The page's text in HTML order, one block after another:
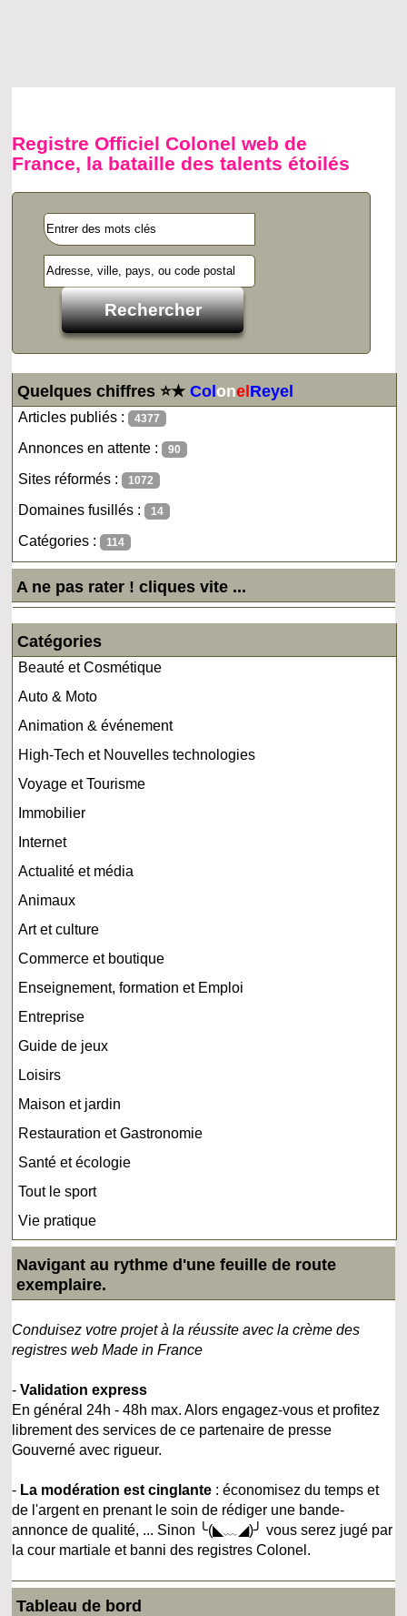
Registre Officiel Colonel web de
France, la bataille des talents étoilés
Quelques chiffres ⭐★ColonelReyel
Articles publiés : 4377
Annonces en attente : 90
Sites réformés : 1072
Domaines fusillés : 14
Catégories : 114
A ne pas rater ! cliques vite ...
Catégories
Beauté et Cosmétique
Auto & Moto
Animation & événement
High-Tech et Nouvelles technologies
Voyage et Tourisme
Immobilier
Internet
Actualité et média
Animaux
Art et culture
Commerce et boutique
Enseignement, formation et Emploi
Entreprise
Guide de jeux
Loisirs
Maison et jardin
Restauration et Gastronomie
Santé et écologie
Tout le sport
Vie pratique
Navigant au rythme d'une feuille de route
exemplaire.
Conduisez votre projet à la réussite avec la crème des
registres web Made in France
-Validation express
En général 24h - 48h max. Alors engagez-vous et profitez
librement des services de ce partenaire de presse
Gouverné avec rigueur.
- La modération est cinglante : économisez du temps et
de l'argent en prenant le soin de rédiger une bande-
annonce de qualité, ... Sinon ╰(◣﹏◢)╯ vous serez jugé par
la cour martiale et banni des registres Colonel.
Tableau de bord